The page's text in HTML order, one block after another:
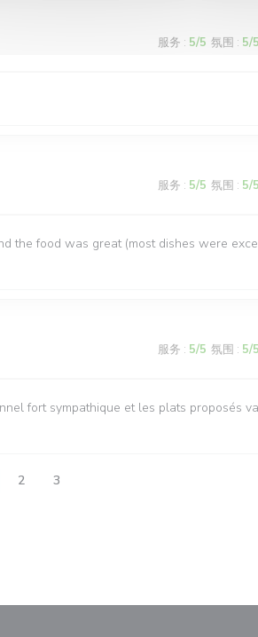
服务 : 5/5 氛围 : 5/5
服务 : 5/5 氛围 : 5/5
the food was great (most dishes were
服务 : 5/5 氛围 : 5/5
fort sympathique et les plats proposés
2 3